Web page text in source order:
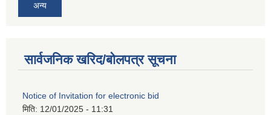
अन्य
सार्वजनिक खरिद/बोलपत्र सूचना
Notice of Invitation for electronic bid
मिति: 12/01/2025 - 11:31